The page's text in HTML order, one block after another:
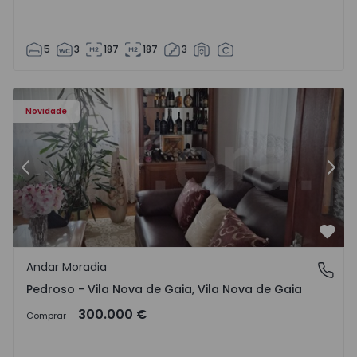
5 3 187 187 3
Novidade
- 1575635 - 12
Andar Moradia T6 Vila Nova de Gaia, Pedroso e Seixezelo
Anterior
Pedroso - Vila Nova de Gaia, Vila Nova de Gaia
Andar Moradia
Pedroso - Vila Nova de Gaia, Vila Nova de Gaia
Comprar 300.000 €